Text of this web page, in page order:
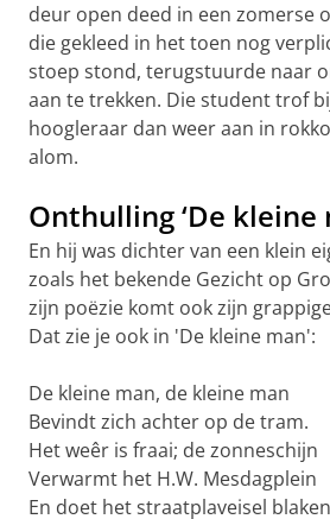
deur open deed in een zomerse
die gekleed in het toen nog
stoep stond, terugstuurde naar
aan te trekken. Die student trof
hoogleraar dan weer aan in
alom.
Onthulling ‘De kleine
En hij was dichter van een klein
zoals het bekende Gezicht op
zijn poëzie komt ook zijn
Dat zie je ook in 'De kleine man':
De kleine man, de kleine man
Bevindt zich achter op de tram.
Het weêr is fraai; de zonneschijn
Verwarmt het H.W. Mesdagplein
En doet het straatplaveisel